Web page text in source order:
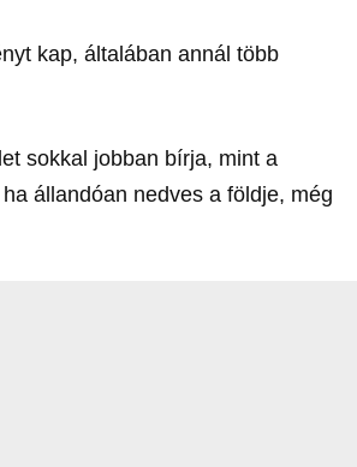
kap, általában annál több
sokkal jobban bírja, mint a
állandóan nedves a földje, még